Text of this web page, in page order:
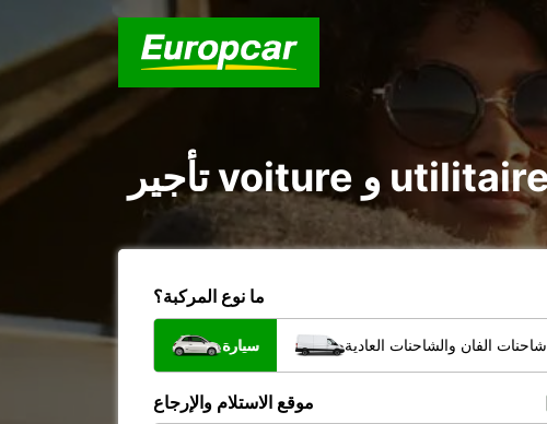
ما نوع المركبة؟
سيارة شاحنات الفان والشاحنات العادية
موقع الاستلام والإرجاع